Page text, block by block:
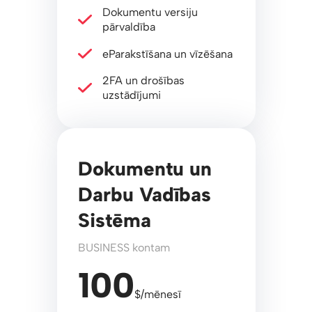
Dokumentu versiju
pārvaldība
eParakstīšana un vīzēšana
2FA un drošības
uzstādījumi
Dokumentu un
Darbu Vadības
Sistēma
BUSINESS kontam
100$/mēnesī